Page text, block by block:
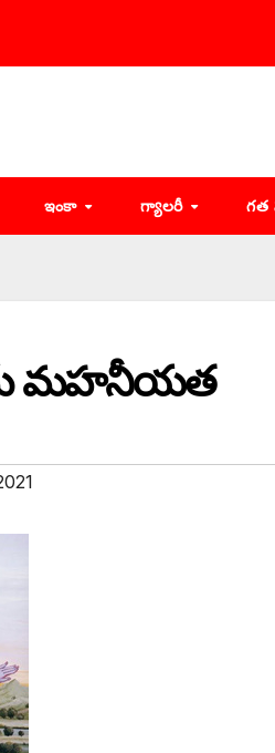
ఇంకా గ్యాలరీ గత
మహనీయత